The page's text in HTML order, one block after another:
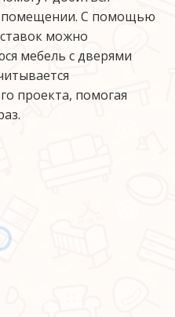
помещении. С помощью
можно
мебель с дверями
проекта, помогая